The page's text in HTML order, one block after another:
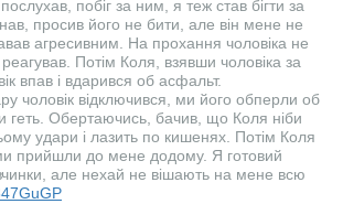
побіг за ним, я теж став бігти за
просив його не бити, але він мене не
агресивним. На прохання чоловіка не
Потім Коля, взявши чоловіка за
впав і вдарився об асфальт.
чоловік відключився, ми його обперли об
геть. Обертаючись, бачив, що Коля ніби
удари і лазить по кишенях. Потім Коля
прийшли до мене додому. Я готовий
вчинки, але нехай не вішають на мене всю